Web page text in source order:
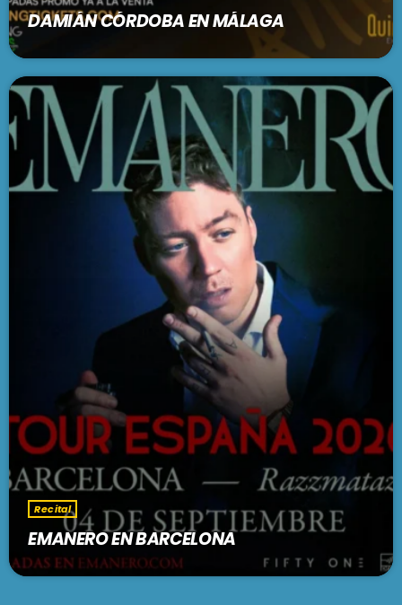
DAMIÁN CÓRDOBA EN MÁLAGA
Recital
EMANERO EN BARCELONA